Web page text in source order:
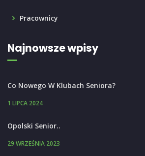
Pracownicy
Najnowsze wpisy
Co Nowego W Klubach Seniora?
1 LIPCA 2024
Opolski Senior..
29 WRZEŚNIA 2023